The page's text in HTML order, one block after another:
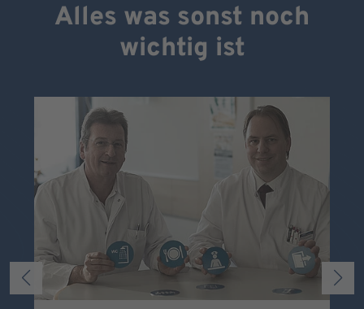
Alles was sonst noch
wichtig ist